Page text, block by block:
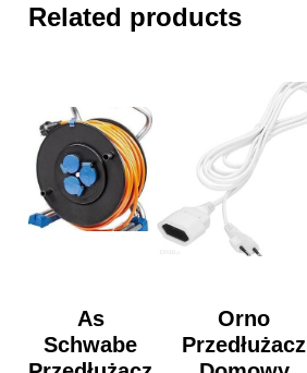
Related products
As
Schwabe
Orno
Przedłużacz